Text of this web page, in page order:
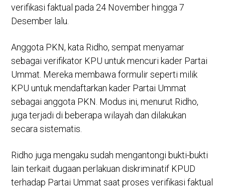
verifikasi faktual pada 24 November hingga 7
Desember lalu.
Anggota PKN, kata Ridho, sempat menyamar
sebagai verifikator KPU untuk mencuri kader Partai
Ummat. Mereka membawa formulir seperti milik
KPU untuk mendaftarkan kader Partai Ummat
sebagai anggota PKN. Modus ini, menurut Ridho,
juga terjadi di beberapa wilayah dan dilakukan
secara sistematis.
Ridho juga mengaku sudah mengantongi bukti-bukti
lain terkait dugaan perlakuan diskriminatif KPUD
terhadap Partai Ummat saat proses verifikasi faktual